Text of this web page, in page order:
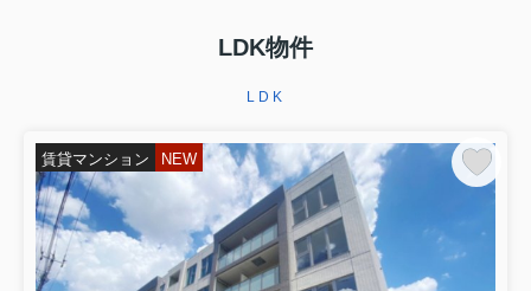
LDK物件
LDK
賃貸マンション NEW